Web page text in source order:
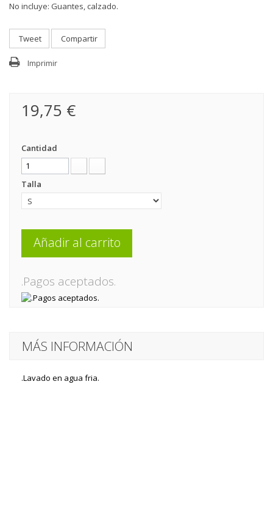
No incluye: Guantes, calzado.
Tweet Compartir
Imprimir
19,75 €
Cantidad
Talla
Añadir al carrito
.Pagos aceptados.
MÁS INFORMACIÓN
.Lavado en agua fria.